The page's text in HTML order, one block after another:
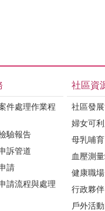
件處理作業程
驗報告
訴管道
請
請流程與處理
社區資
社區發
婦女可
母乳哺育
血壓測
健康職場
行政夥伴
戶外活